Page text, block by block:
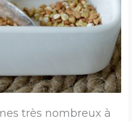
très nombreux à